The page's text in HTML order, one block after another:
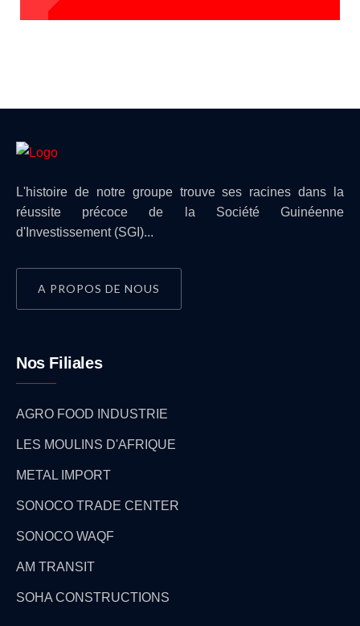
L'histoire de notre groupe trouve ses racines dans la
réussite précoce de la Société Guinéenne
d'Investissement (SGI)...
A PROPOS DE NOUS
Nos Filiales
AGRO FOOD INDUSTRIE
LES MOULINS D'AFRIQUE
METAL IMPORT
SONOCO TRADE CENTER
SONOCO WAQF
AM TRANSIT
SOHA CONSTRUCTIONS